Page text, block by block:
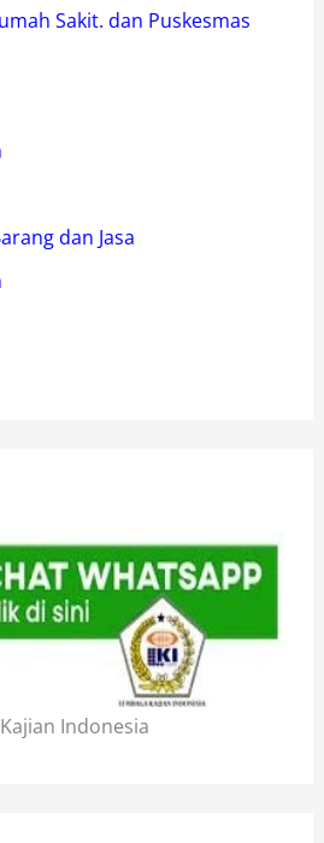
Sakit. dan Puskesmas
dan Jasa
Indonesia